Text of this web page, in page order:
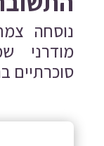
נוסחה
מודרני
סוכרתיים